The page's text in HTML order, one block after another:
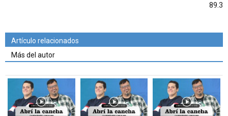
89.3
Artículo relacionados
Más del autor